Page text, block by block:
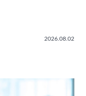
2026.08.02